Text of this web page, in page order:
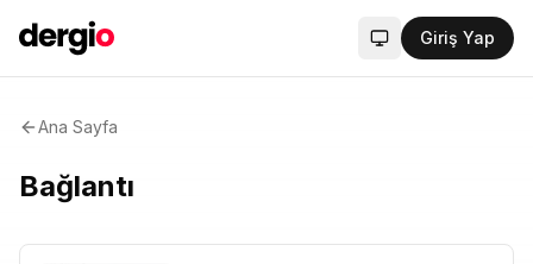
Sistem modu aktif
Giriş Yap
Ana Sayfa
Bağlantı